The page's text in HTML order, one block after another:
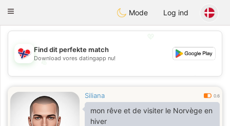
EkteNordmenn
Toggle
Mode Log ind
💖
💕
Find dit perfekte match
Download vores datingapp nu!
Siliana 0.6
mon rêve et de visiter le Norvège en
hiver